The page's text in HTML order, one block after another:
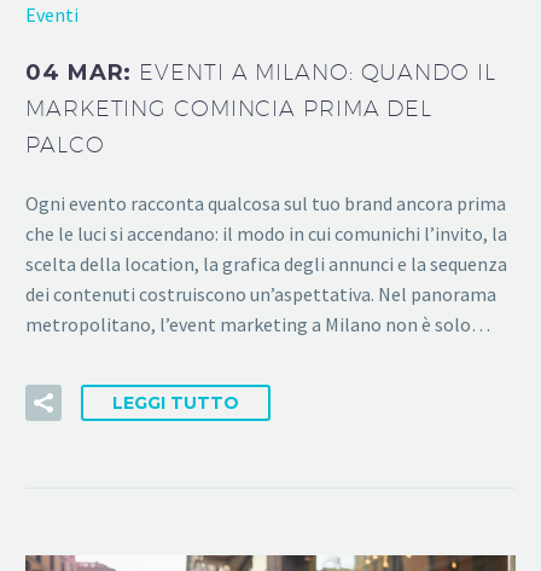
Eventi
04 MAR: EVENTI A MILANO: QUANDO IL
MARKETING COMINCIA PRIMA DEL
PALCO
Ogni evento racconta qualcosa sul tuo brand ancora prima
che le luci si accendano: il modo in cui comunichi l’invito, la
scelta della location, la grafica degli annunci e la sequenza
dei contenuti costruiscono un’aspettativa. Nel panorama
metropolitano, l’event marketing a Milano non è solo…
LEGGI TUTTO